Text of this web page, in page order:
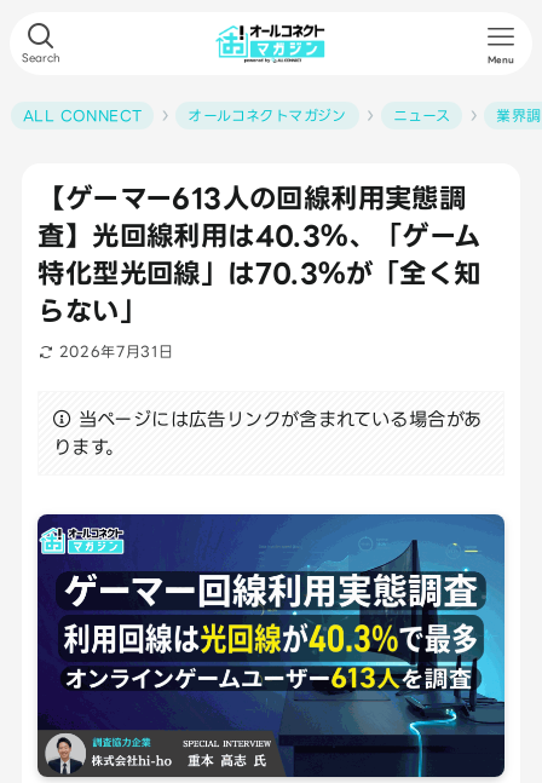
Search Menu
ALL CONNECT オールコネクトマガジン ニュース 業界
【ゲーマー613人の回線利用実態調
査】光回線利用は40.3％、「ゲーム
特化型光回線」は70.3％が「全く知
らない」
2026年7月31日
当ページには広告リンクが含まれている場合があ
ります。